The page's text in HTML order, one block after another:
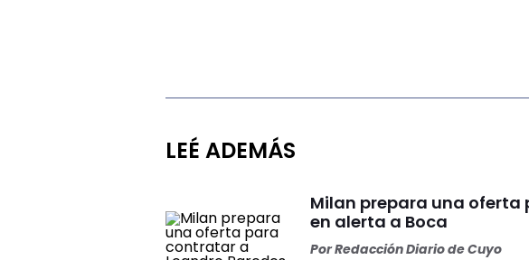
LEÉ ADEMÁS
Milan prepara una oferta
en alerta a Boca
PorRedacción Diario de Cuyo